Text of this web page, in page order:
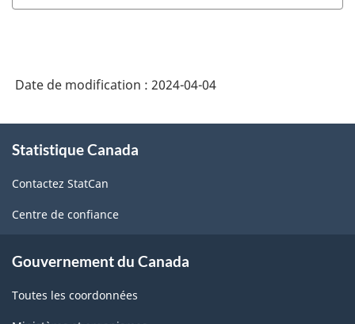
Date de modification : 2024-04-04
propos
ce
site
Statistique Canada
Contactez StatCan
Centre de confiance
Gouvernement du Canada
Toutes les coordonnées